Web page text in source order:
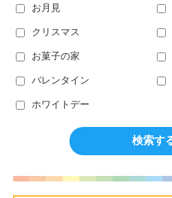
お月見
クリスマス
お菓子の家
バレンタイン
ホワイトデー